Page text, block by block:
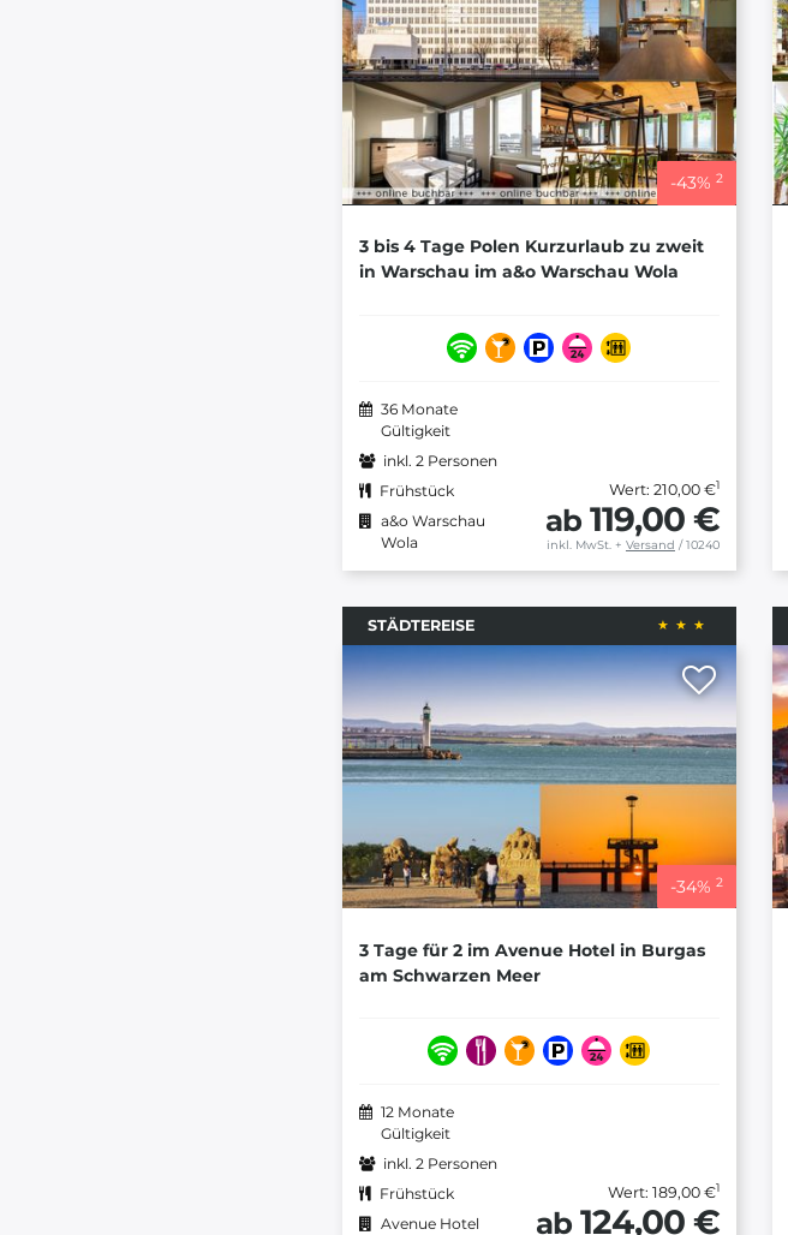
-43% 2
3 bis 4 Tage Polen Kurzurlaub zu zweit
in Warschau im a&o Warschau Wola
36 Monate
Gültigkeit
inkl. 2 Personen
Frühstück
a&o Warschau
Wola
Wert: 210,00 €1
ab 119,00 €
inkl. MwSt. + Versand / 10240
STÄDTEREISE
-34% 2
3 Tage für 2 im Avenue Hotel in Burgas
am Schwarzen Meer
12 Monate
Gültigkeit
inkl. 2 Personen
Frühstück
Avenue Hotel
Wert: 189,00 €1
ab 124,00 €